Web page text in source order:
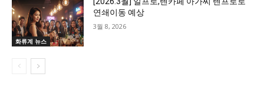
화류계 뉴스
연쇄이동 예상
3월 8, 2026